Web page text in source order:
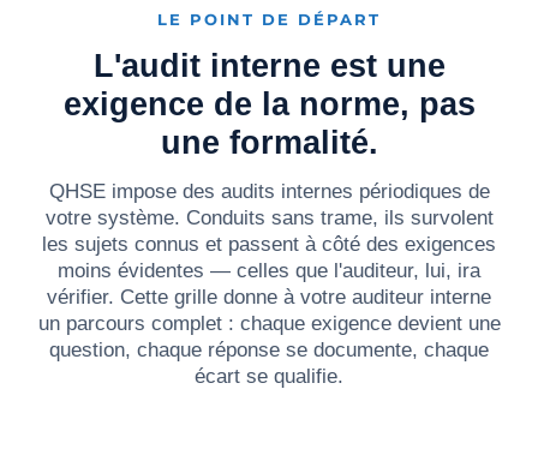
LE POINT DE DÉPART
L'audit interne est une
exigence de la norme, pas
une formalité.
QHSE impose des audits internes périodiques de
votre système. Conduits sans trame, ils survolent
les sujets connus et passent à côté des exigences
moins évidentes — celles que l'auditeur, lui, ira
vérifier. Cette grille donne à votre auditeur interne
un parcours complet : chaque exigence devient une
question, chaque réponse se documente, chaque
écart se qualifie.